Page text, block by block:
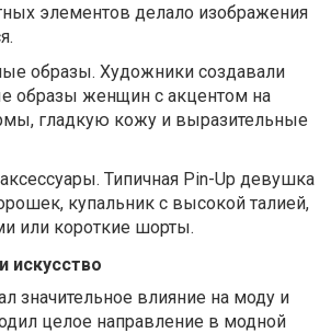
элементов делало изображения
образы. Художники создавали
образы женщин с акцентом на
гладкую кожу и выразительные
Типичная Pin-Up девушка
купальник с высокой талией,
или короткие шорты.
искусство
значительное влияние на моду и
целое направление в модной